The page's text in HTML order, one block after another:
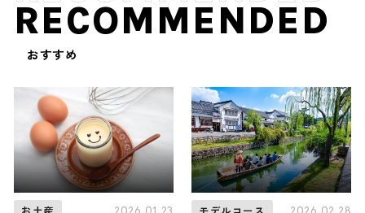
RECOMMENDED
おすすめ